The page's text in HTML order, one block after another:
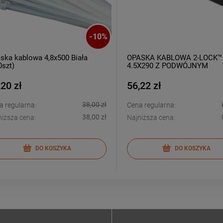
-10%
kablowa 4,8x500 Biała
zł
regularna:
38,00 zł
cena:
38,00 zł
DO KOSZYKA
OPASKA KABLOWA 2-LOCK™
4.5X290 Z PODWÓJNYM
(100SZT)
56,22 zł
Cena regularna:
Najniższa cena:
DO KOSZYKA